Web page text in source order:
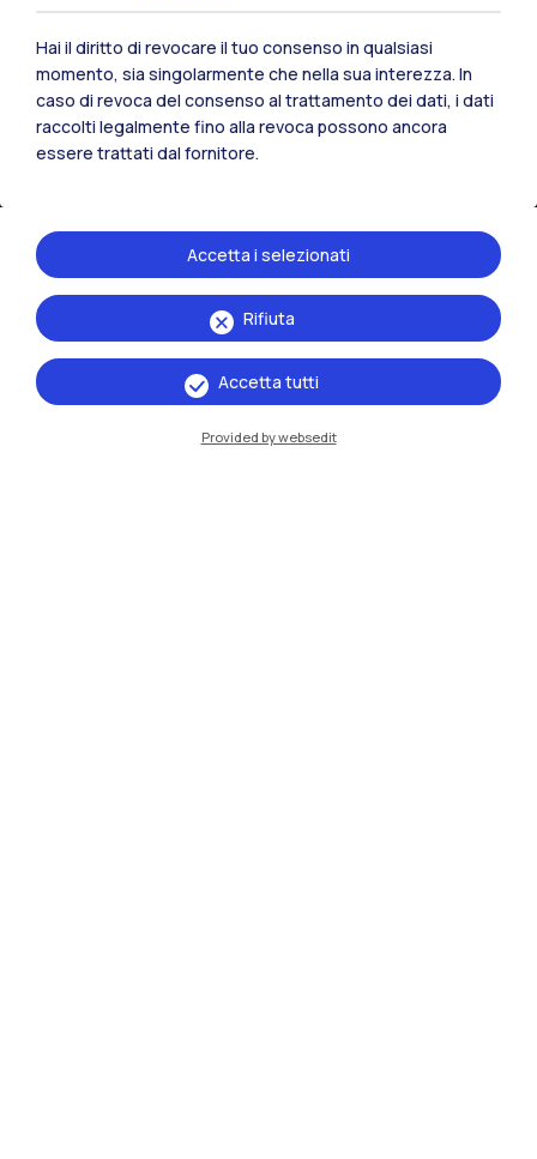
IT EN
Milano Bovisa
Cremona
Lecco
Hai il diritto di revocare il tuo consenso in qualsiasi
momento, sia singolarmente che nella sua interezza. In
caso di revoca del consenso al trattamento dei dati, i dati
raccolti legalmente fino alla revoca possono ancora
essere trattati dal fornitore.
Rifiuta
Accetta i selezionati
Accetta tutti
Provided by websedit